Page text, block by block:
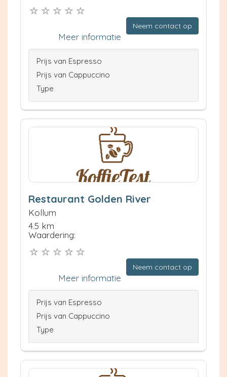
Neem contact op
Meer informatie
Prijs van Espresso
Prijs van Cappuccino
Type
Restaurant Golden River
Kollum
4.5 km
Waardering:
Neem contact op
Meer informatie
Prijs van Espresso
Prijs van Cappuccino
Type